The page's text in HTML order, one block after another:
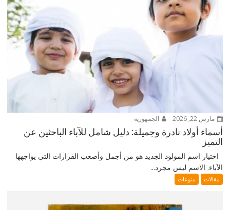
مارس 22, 2026 الجمهورية
أسماء أولاد نادرة وجميلة: دليل شامل للآباء الباحثين عن
التميز
اختيار اسم المولود الجديد هو من أجمل وأصعب القرارات التي يواجهها
الآباء. الاسم ليس مجرد...
مقالات منوعات